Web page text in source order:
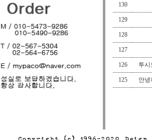
130
129
128
127
126 투시
125 안녕